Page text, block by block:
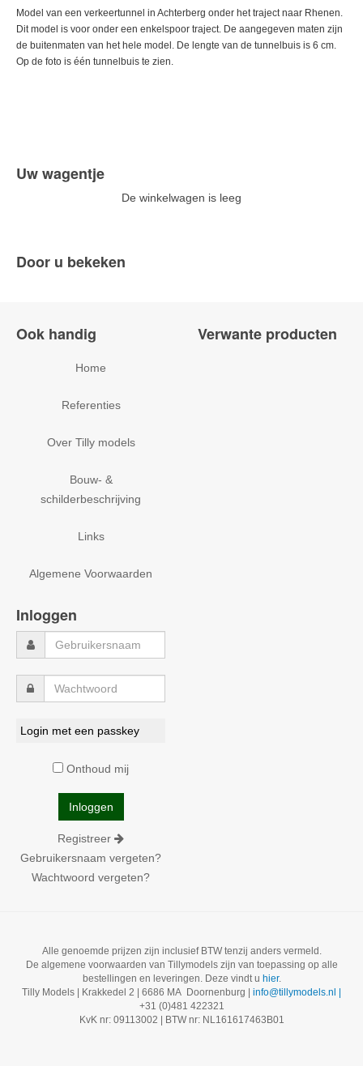
Model van een verkeertunnel in Achterberg onder het traject naar Rhenen.
Dit model is voor onder een enkelspoor traject. De aangegeven maten zijn
de buitenmaten van het hele model. De lengte van de tunnelbuis is 6 cm.
Op de foto is één tunnelbuis te zien.
Uw wagentje
De winkelwagen is leeg
Door u bekeken
Ook handig
Home
Referenties
Over Tilly models
Bouw- &
schilderbeschrijving
Links
Algemene Voorwaarden
Verwante producten
Inloggen
Login met een passkey
Onthoud mij
Registreer
Gebruikersnaam vergeten?
Wachtwoord vergeten?
Alle genoemde prijzen zijn inclusief BTW tenzij anders vermeld.
De algemene voorwaarden van Tillymodels zijn van toepassing op alle
bestellingen en leveringen. Deze vindt u hier.
Tilly Models | Krakkedel 2 | 6686 MA Doornenburg | info@tillymodels.nl |
+31 (0)481 422321
KvK nr: 09113002 | BTW nr: NL161617463B01